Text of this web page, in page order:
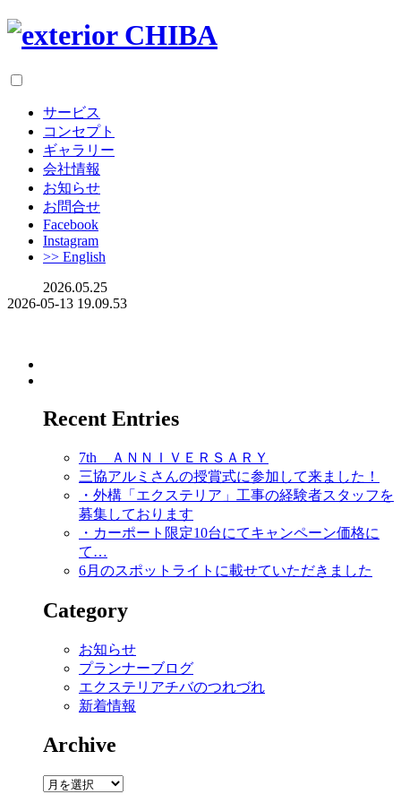
サービス
コンセプト
ギャラリー
会社情報
お知らせ
お問合せ
Facebook
Instagram
>> English
2026.05.25
2026-05-13 19.09.53
Recent Entries
7th ＡＮＮＩＶＥＲＳＡＲＹ
三協アルミさんの授賞式に参加して来ました！
・外構「エクステリア」工事の経験者スタッフを
募集しております
・カーポート限定10台にてキャンペーン価格に
て…
6月のスポットライトに載せていただきました
Category
お知らせ
プランナーブログ
エクステリアチバのつれづれ
新着情報
Archive
Archive